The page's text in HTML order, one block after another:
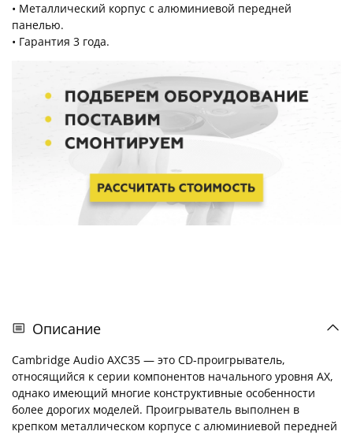
• Металлический корпус с алюминиевой передней
панелью.
• Гарантия 3 года.
Описание
Cambridge Audio AXC35 — это CD-проигрыватель,
относящийся к серии компонентов начального уровня AX,
однако имеющий многие конструктивные особенности
более дорогих моделей. Проигрыватель выполнен в
крепком металлическом корпусе с алюминиевой передней